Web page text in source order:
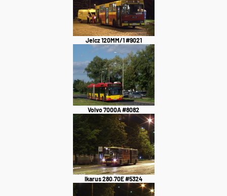
Jelcz 120MM/1 #9021
Volvo 7000A #8082
Ikarus 280.70E #5324